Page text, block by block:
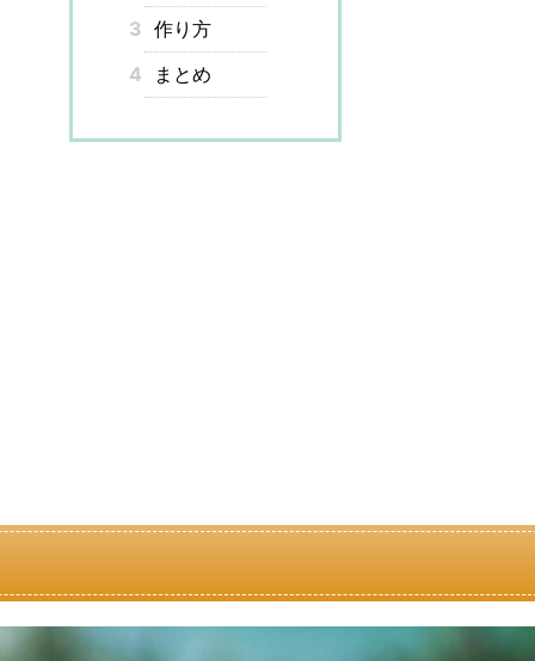
3 作り方
4
まとめ